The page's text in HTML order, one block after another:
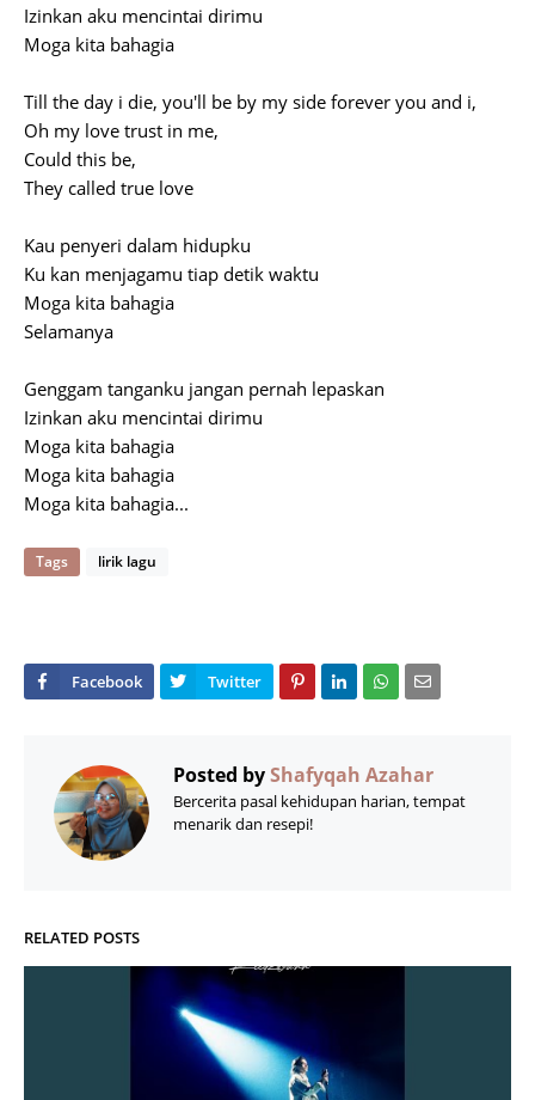
Izinkan aku mencintai dirimu
Moga kita bahagia
Till the day i die, you'll be by my side forever you and i,
Oh my love trust in me,
Could this be,
They called true love
Kau penyeri dalam hidupku
Ku kan menjagamu tiap detik waktu
Moga kita bahagia
Selamanya
Genggam tanganku jangan pernah lepaskan
Izinkan aku mencintai dirimu
Moga kita bahagia
Moga kita bahagia
Moga kita bahagia...
Tags lirik lagu
Posted byShafyqah Azahar
Bercerita pasal kehidupan harian, tempat
menarik dan resepi!
RELATED POSTS